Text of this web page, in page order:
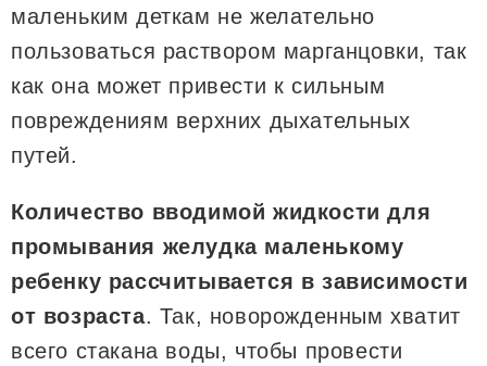
маленьким деткам не желательно
пользоваться раствором марганцовки, так
как она может привести к сильным
повреждениям верхних дыхательных
путей.
Количество вводимой жидкости для
промывания желудка маленькому
ребенку рассчитывается в зависимости
от возраста. Так, новорожденным хватит
всего стакана воды, чтобы провести